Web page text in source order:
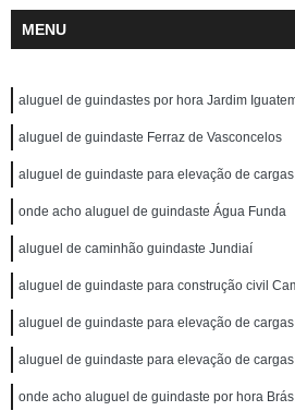
MENU
aluguel de guindastes por hora Jardim
aluguel de guindaste Ferraz de Vasconcelos
aluguel de guindaste para elevação de
onde acho aluguel de guindaste Água Funda
aluguel de caminhão guindaste Jundiaí
aluguel de guindaste para construção civil
aluguel de guindaste para elevação de
aluguel de guindaste para elevação de
onde acho aluguel de guindaste por hora Brás